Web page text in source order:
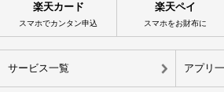
楽天カード
スマホでカンタン申込
楽天ペイ
スマホをお財布に
サービス一覧 アプリ